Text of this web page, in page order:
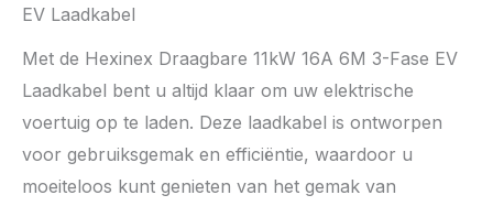
EV Laadkabel
Met de Hexinex Draagbare 11kW 16A 6M 3-Fase EV
Laadkabel bent u altijd klaar om uw elektrische
voertuig op te laden. Deze laadkabel is ontworpen
voor gebruiksgemak en efficiëntie, waardoor u
moeiteloos kunt genieten van het gemak van